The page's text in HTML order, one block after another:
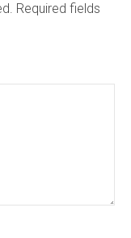
Required fields